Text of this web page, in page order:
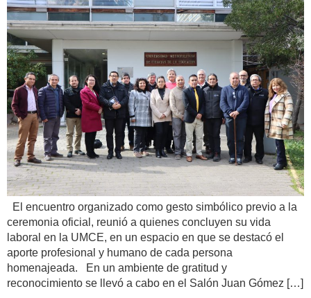
El encuentro organizado como gesto simbólico previo a la
ceremonia oficial, reunió a quienes concluyen su vida
laboral en la UMCE, en un espacio en que se destacó el
aporte profesional y humano de cada persona
homenajeada. En un ambiente de gratitud y
reconocimiento se llevó a cabo en el Salón Juan Gómez […]